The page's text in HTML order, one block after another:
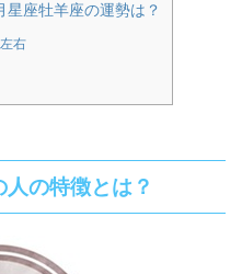
星座牡羊座の運勢は？
右
の特徴とは？